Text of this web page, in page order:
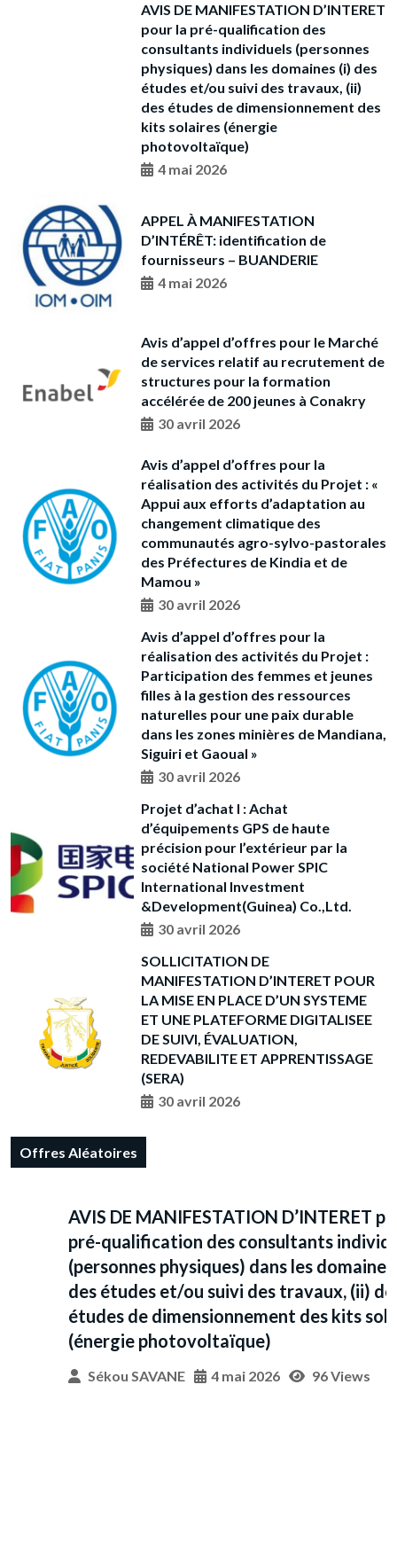
AVIS DE MANIFESTATION D’INTERET
pour la pré-qualification des
consultants individuels (personnes
physiques) dans les domaines (i) des
études et/ou suivi des travaux, (ii)
des études de dimensionnement des
kits solaires (énergie
photovoltaïque)
4 mai 2026
APPEL À MANIFESTATION
D’INTÉRÊT: identification de
fournisseurs – BUANDERIE
4 mai 2026
Avis d’appel d’offres pour le Marché
de services relatif au recrutement de
structures pour la formation
accélérée de 200 jeunes à Conakry
30 avril 2026
Avis d’appel d’offres pour la
réalisation des activités du Projet : «
Appui aux efforts d’adaptation au
changement climatique des
communautés agro-sylvo-pastorales
des Préfectures de Kindia et de
Mamou »
30 avril 2026
Avis d’appel d’offres pour la
réalisation des activités du Projet :
Participation des femmes et jeunes
filles à la gestion des ressources
naturelles pour une paix durable
dans les zones minières de Mandiana,
Siguiri et Gaoual »
30 avril 2026
Projet d’achat I : Achat
d’équipements GPS de haute
précision pour l’extérieur par la
société National Power SPIC
International Investment
&Development(Guinea) Co.,Ltd.
30 avril 2026
SOLLICITATION DE
MANIFESTATION D’INTERET POUR
LA MISE EN PLACE D’UN SYSTEME
ET UNE PLATEFORME DIGITALISEE
DE SUIVI, ÉVALUATION,
REDEVABILITE ET APPRENTISSAGE
(SERA)
30 avril 2026
Offres Aléatoires
AVIS DE MANIFESTATION D’INTERET pour la
pré-qualification des consultants individuels
(personnes physiques) dans les domaines (i)
des études et/ou suivi des travaux, (ii) des
études de dimensionnement des kits solaires
(énergie photovoltaïque)
Sékou SAVANE 4 mai 2026 96 Views